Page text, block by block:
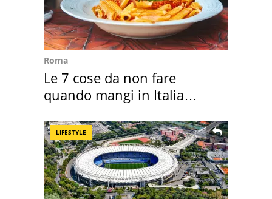
Roma
Le 7 cose da non fare
quando mangi in Italia
LIFESTYLE